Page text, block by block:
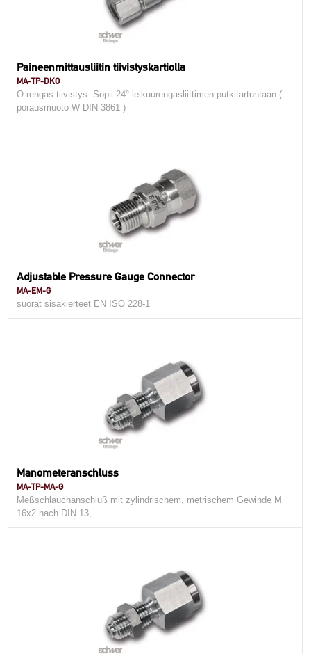
Paineenmittausliitin tiivistyskartiolla
MA-TP-DKO
O-rengas tiivistys. Sopii 24° leikuurengasliittimen putkitartuntaan (
porausmuoto W DIN 3861 )
Adjustable Pressure Gauge Connector
MA-EM-G
suorat sisäkierteet EN ISO 228-1
Manometeranschluss
MA-TP-MA-G
Meßschlauchanschluß mit zylindrischem, metrischem Gewinde M
16x2 nach DIN 13,